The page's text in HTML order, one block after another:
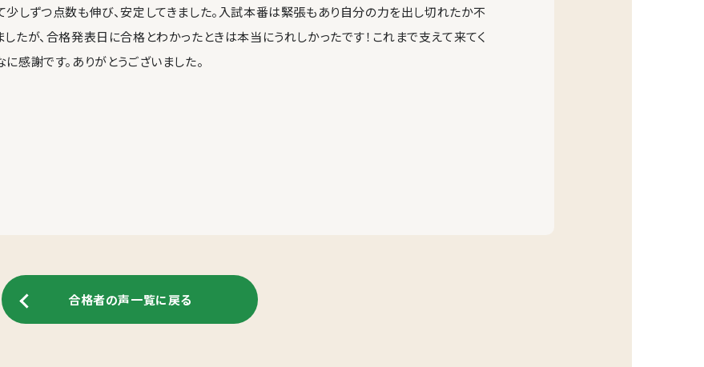
少しずつ点数も伸び、安定してきました。入試本番は緊張もあり自分の力を出し切れたか不
たが、合格発表日に合格とわかったときは本当にうれしかったです！これまで支えて来てく
感謝です。ありがとうございました。
合格者の声一覧に戻る